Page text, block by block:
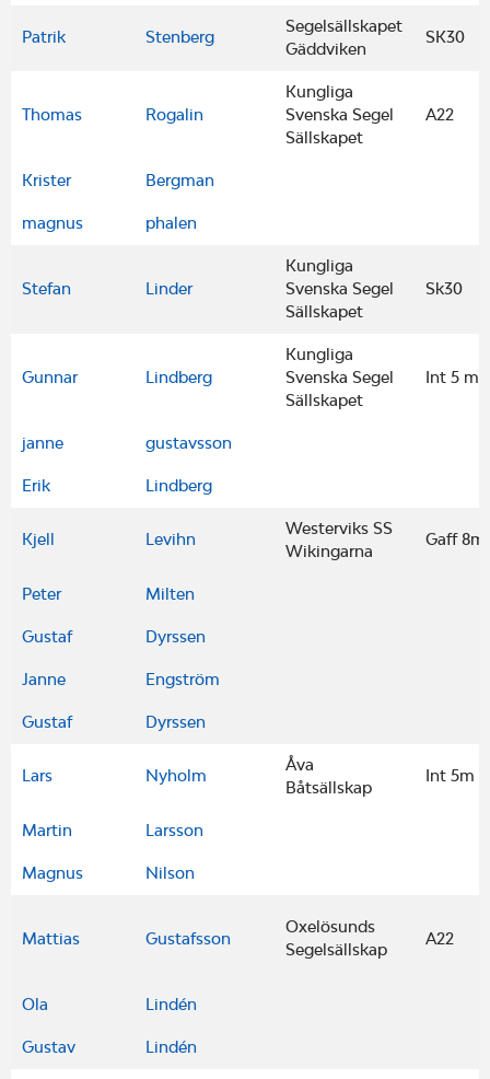
Patrik Stenberg
Segelsällskapet
Gäddviken
SK30
Thomas Rogalin
Kungliga
Svenska Segel
Sällskapet
A22
Krister Bergman
magnus phalen
Stefan Linder
Kungliga
Svenska Segel
Sällskapet
Sk30
Gunnar Lindberg
Kungliga
Svenska Segel
Sällskapet
Int 5 m
janne gustavsson
Erik Lindberg
Kjell Levihn
Westerviks SS
Wikingarna
Gaff
Peter Milten
Gustaf Dyrssen
Janne Engström
Gustaf Dyrssen
Lars Nyholm
Åva
Båtsällskap
Int 5m
Martin Larsson
Magnus Nilson
Mattias Gustafsson
Oxelösunds
Segelsällskap
A22
Ola Lindén
Gustav Lindén